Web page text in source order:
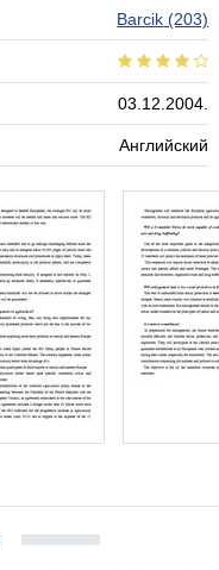
Barcik (203)
03.12.2004.
Английский